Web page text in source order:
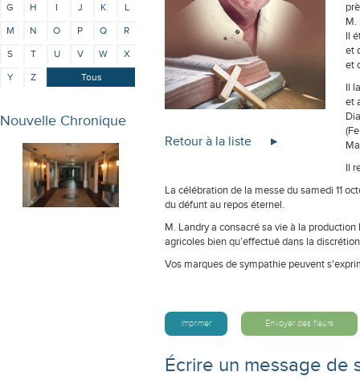
G
H I J K
L
M
N O P Q
R
S
T U V W
X
Y
Z Tous
Retour à la liste
M.
Il
et
et
Il
et
Il
La célébration de la messe du samedi 11
du défunt au repos éternel.
M. Landry a consacré sa vie à la
agricoles bien qu’effectué dans la
Vos marques de sympathie peuvent
Imprimer Envoyer des fleurs
Écrire un message de
Nouvelle Chronique